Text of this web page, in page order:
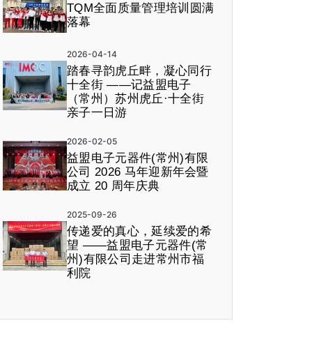
TQM全面质量管理培训圆满
落幕
2026-04-14
踏春寻韵虎丘畔，凝心同行
十全街 ——记益盟电子
（常州）苏州虎丘·十全街
亲子一日游
2026-02-05
益盟电子元器件(常州)有限
公司 2026 马年迎新年会暨
成立 20 周年庆典
2025-09-26
传递爱的真心，延续爱的希
望 ——益盟电子元器件(常
州)有限公司走进常州市福
利院